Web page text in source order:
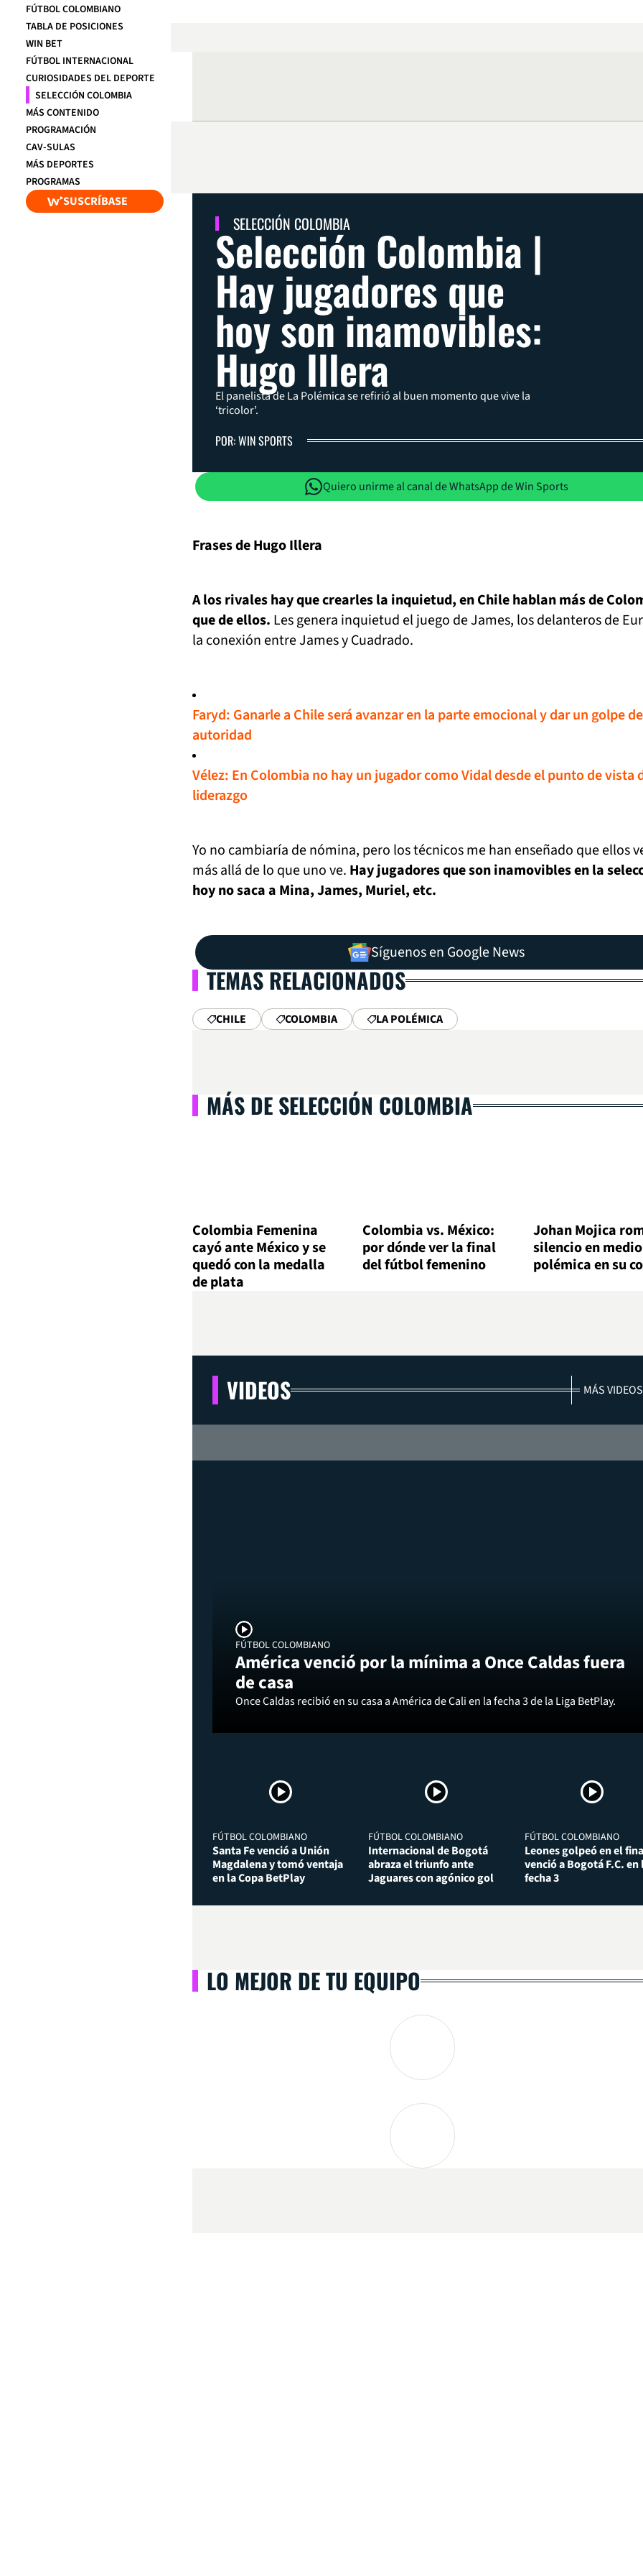
FÚTBOL COLOMBIANO
TABLA DE POSICIONES
WIN BET
FÚTBOL INTERNACIONAL
CURIOSIDADES DEL DEPORTE
SELECCIÓN COLOMBIA
MÁS CONTENIDO
PROGRAMACIÓN
CAV-SULAS
MÁS DEPORTES
PROGRAMAS
SUSCRÍBASE
SELECCIÓN COLOMBIA
Selección Colombia |
Hay jugadores que
hoy son inamovibles:
Hugo Illera
El panelista de La Polémica se refirió al buen momento que vive la
‘tricolor’.
POR: WIN SPORTS
Quiero unirme al canal de WhatsApp de Win Sports
Frases de Hugo Illera
A los rivales hay que crearles la inquietud, en Chile hablan más de
que de ellos. Les genera inquietud el juego de James, los delanteros de
la conexión entre James y Cuadrado.
Faryd: Ganarle a Chile será avanzar en la parte emocional y dar un golpe de
autoridad
Vélez: En Colombia no hay un jugador como Vidal desde el punto de vista
liderazgo
Yo no cambiaría de nómina, pero los técnicos me han enseñado que ellos
más allá de lo que uno ve. Hay jugadores que son inamovibles en la
hoy no saca a Mina, James, Muriel, etc.
Síguenos en Google News
TEMAS RELACIONADOS
CHILE COLOMBIA LA POLÉMICA
MÁS DE SELECCIÓN COLOMBIA
Colombia Femenina
cayó ante México y se
quedó con la medalla
de plata
Colombia vs. México:
por dónde ver la final
del fútbol femenino
Johan Mojica
silencio en
polémica en su
VIDEOS MÁS VIDEOS
FÚTBOL COLOMBIANO
América venció por la mínima a Once Caldas fuera
de casa
Once Caldas recibió en su casa a América de Cali en la fecha 3 de la Liga BetPlay.
FÚTBOL COLOMBIANO
Santa Fe venció a Unión
Magdalena y tomó ventaja
en la Copa BetPlay
FÚTBOL COLOMBIANO
Internacional de Bogotá
abraza el triunfo ante
Jaguares con agónico gol
FÚTBOL COLOMBIANO
Leones golpeó en el
venció a Bogotá F.C. en
fecha 3
LO MEJOR DE TU EQUIPO